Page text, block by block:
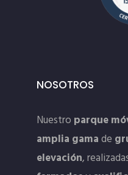
NOSOTROS
Nuestro parque
amplia gama de
elevación,